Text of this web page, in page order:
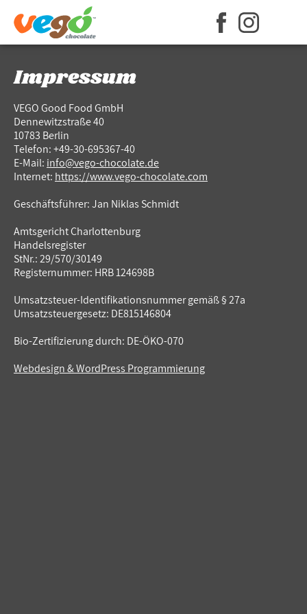
Impressum
VEGO Good Food GmbH
Dennewitzstraße 40
10783 Berlin
Telefon: +49-30-695367-40
E-Mail: info@vego-chocolate.de
Internet: https://www.vego-chocolate.com
Geschäftsführer: Jan Niklas Schmidt
Amtsgericht Charlottenburg
Handelsregister
StNr.: 29/570/30149
Registernummer: HRB 124698B
Umsatzsteuer-Identifikationsnummer gemäß § 27a
Umsatzsteuergesetz: DE815146804
Bio-Zertifizierung durch: DE-ÖKO-070
Webdesign & WordPress Programmierung